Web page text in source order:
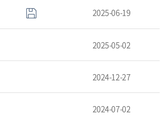
2025-06-19
2025-05-02
2024-12-27
2024-07-02